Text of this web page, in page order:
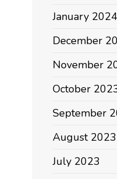
January 2024
December
November
October
September
August 2023
July 2023